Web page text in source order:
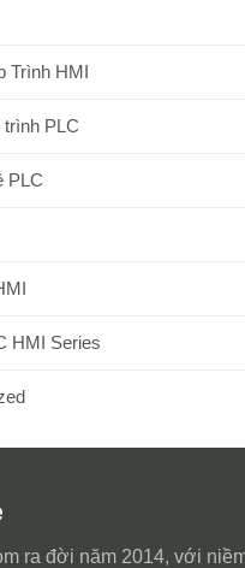
Trình HMI
trình PLC
PLC
HMI Series
ra đời năm 2014, với